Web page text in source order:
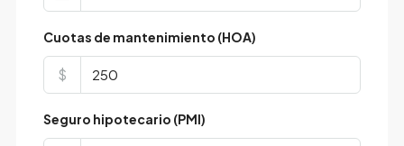
Cuotas de mantenimiento (HOA)
$
Seguro hipotecario (PMI)